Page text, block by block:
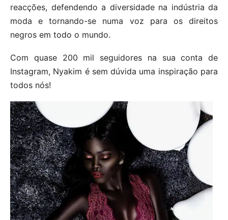
reacções, defendendo a diversidade na indústria da
moda e tornando-se numa voz para os direitos
negros em todo o mundo.
Com quase 200 mil seguidores na sua conta de
Instagram, Nyakim é sem dúvida uma inspiração para
todos nós!